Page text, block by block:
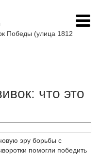
Победы (улица 1812
что это
эру борьбы с
помогли победить